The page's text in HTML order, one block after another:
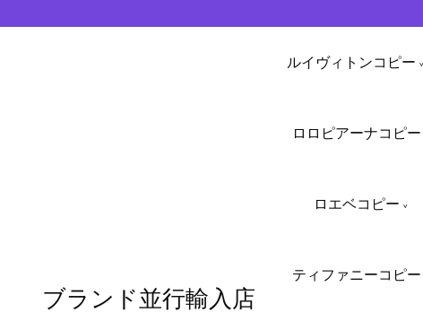
ブランド並行輸入店
ルイヴィトンコピー
ロロピアーナコピー
ロエベコピー
ティファニーコピー